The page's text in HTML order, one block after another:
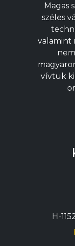
Magas
széles
valamint
vívtuk
H-